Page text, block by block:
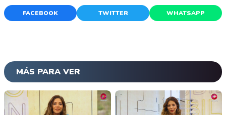
FACEBOOK TWITTER WHATSAPP
MÁS PARA VER